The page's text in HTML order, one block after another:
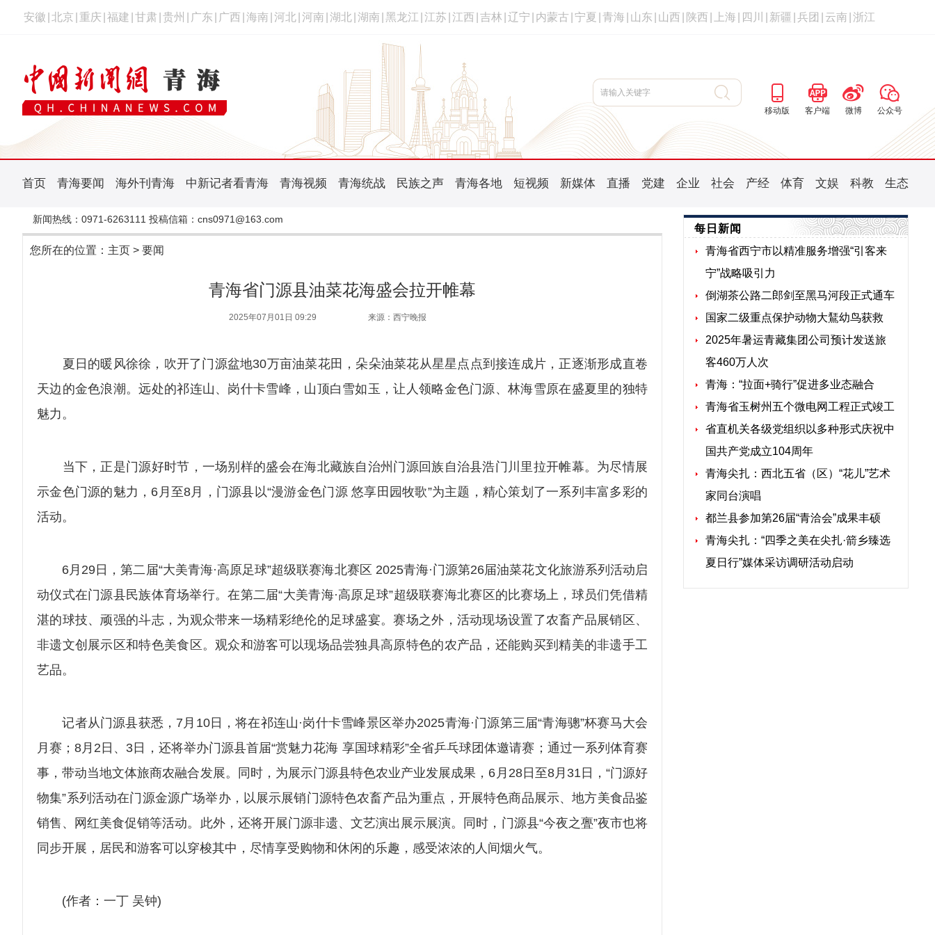
安徽 北京 重庆 福建 甘肃 贵州 广东 广西 海南 河北 河南 湖北 湖南 黑龙江 江苏 江西 吉林 辽宁 内蒙古 宁夏 青海 山东 山西 陕西 上海 四川 新疆 兵团 云南 浙江
移动版 客户端 微博 公众号
首页 青海要闻 海外刊青海 中新记者看青海 青海视频 青海统战 民族之声 青海各地 短视频 新媒体 直播 党建 企业 社会 产经 体育 文娱 科教 生态
新闻热线：0971-6263111 投稿信箱：cns0971@163.com
您所在的位置： 主页 > 要闻
青海省门源县油菜花海盛会拉开帷幕
2025年07月01日 09:29 来源：西宁晚报
夏日的暖风徐徐，吹开了门源盆地30万亩油菜花田，朵朵油菜花从星星点点到接连成片，正逐渐形成直卷
天边的金色浪潮。远处的祁连山、岗什卡雪峰，山顶白雪如玉，让人领略金色门源、林海雪原在盛夏里的独特
魅力。
当下，正是门源好时节，一场别样的盛会在海北藏族自治州门源回族自治县浩门川里拉开帷幕。为尽情展
示金色门源的魅力，6月至8月，门源县以“漫游金色门源 悠享田园牧歌”为主题，精心策划了一系列丰富多彩的
活动。
6月29日，第二届“大美青海·高原足球”超级联赛海北赛区 2025青海·门源第26届油菜花文化旅游系列活动启
动仪式在门源县民族体育场举行。在第二届“大美青海·高原足球”超级联赛海北赛区的比赛场上，球员们凭借精
湛的球技、顽强的斗志，为观众带来一场精彩绝伦的足球盛宴。赛场之外，活动现场设置了农畜产品展销区、
非遗文创展示区和特色美食区。观众和游客可以现场品尝独具高原特色的农产品，还能购买到精美的非遗手工
艺品。
记者从门源县获悉，7月10日，将在祁连山·岗什卡雪峰景区举办2025青海·门源第三届“青海骢”杯赛马大会
月赛；8月2日、3日，还将举办门源县首届“赏魅力花海 享国球精彩”全省乒乓球团体邀请赛；通过一系列体育赛
事，带动当地文体旅商农融合发展。同时，为展示门源县特色农业产业发展成果，6月28日至8月31日，“门源好
物集”系列活动在门源金源广场举办，以展示展销门源特色农畜产品为重点，开展特色商品展示、地方美食品鉴
销售、网红美食促销等活动。此外，还将开展门源非遗、文艺演出展示展演。同时，门源县“今夜之亹”夜市也将
同步开展，居民和游客可以穿梭其中，尽情享受购物和休闲的乐趣，感受浓浓的人间烟火气。
(作者：一丁 吴钟)
每日新闻
青海省西宁市以精准服务增强“引客来
宁”战略吸引力
倒湖茶公路二郎剑至黑马河段正式通车
国家二级重点保护动物大鵟幼鸟获救
2025年暑运青藏集团公司预计发送旅
客460万人次
青海：“拉面+骑行”促进多业态融合
青海省玉树州五个微电网工程正式竣工
省直机关各级党组织以多种形式庆祝中
国共产党成立104周年
青海尖扎：西北五省（区）“花儿”艺术
家同台演唱
都兰县参加第26届“青洽会”成果丰硕
青海尖扎：“四季之美在尖扎·箭乡臻选
夏日行”媒体采访调研活动启动